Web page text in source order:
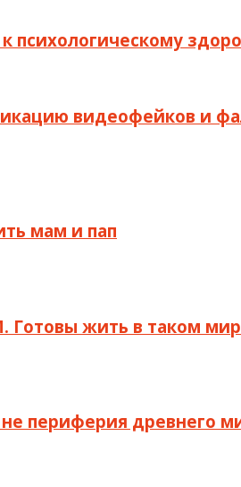
психологическому
видеофейков и
мам и пап
Готовы жить в таком
периферия древнего